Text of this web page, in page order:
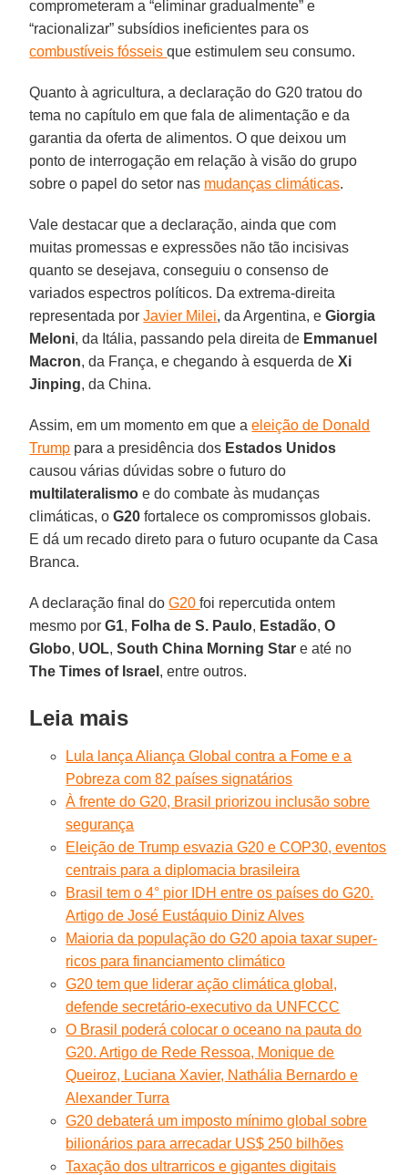
comprometeram a “eliminar gradualmente” e
“racionalizar” subsídios ineficientes para os
combustíveis fósseisque estimulem seu consumo.
Quanto à agricultura, a declaração do G20 tratou do
tema no capítulo em que fala de alimentação e da
garantia da oferta de alimentos. O que deixou um
ponto de interrogação em relação à visão do grupo
sobre o papel do setor nas mudanças climáticas.
Vale destacar que a declaração, ainda que com
muitas promessas e expressões não tão incisivas
quanto se desejava, conseguiu o consenso de
variados espectros políticos. Da extrema-direita
representada porJavier Milei, da Argentina, eGiorgia
Meloni, da Itália, passando pela direita de Emmanuel
Macron, da França, e chegando à esquerda deXi
Jinping, da China.
Assim, em um momento em que aeleição de Donald
Trump para a presidência dos Estados Unidos
causou várias dúvidas sobre o futuro do
multilateralismo e do combate às mudanças
climáticas, oG20fortalece os compromissos globais.
E dá um recado direto para o futuro ocupante da Casa
Branca.
A declaração final doG20foi repercutida ontem
mesmo porG1, Folha de S. Paulo, Estadão,O
Globo, UOL,South China Morning Star e até no
The Times of Israel , entre outros.
Leia mais
Lula lança Aliança Global contra a Fome e a
Pobreza com 82 países signatários
À frente do G20, Brasil priorizou inclusão sobre
segurança
Eleição de Trump esvazia G20 e COP30, eventos
centrais para a diplomacia brasileira
Brasil tem o 4° pior IDH entre os países do G20.
Artigo de José Eustáquio Diniz Alves
Maioria da população do G20 apoia taxar super-
ricos para financiamento climático
G20 tem que liderar ação climática global,
defende secretário-executivo da UNFCCC
O Brasil poderá colocar o oceano na pauta do
G20. Artigo de Rede Ressoa, Monique de
Queiroz, Luciana Xavier, Nathália Bernardo e
Alexander Turra
G20 debaterá um imposto mínimo global sobre
bilionários para arrecadar US$ 250 bilhões
Taxação dos ultrarricos e gigantes digitais